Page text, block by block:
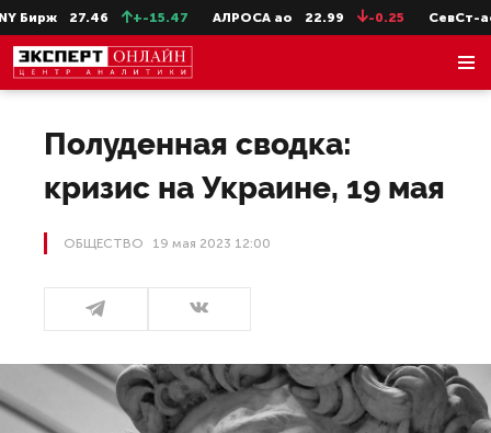
27.46 +-15.47 АЛРОСА ао 22.99 -0.25 СевСт-ао 654.8
Полуденная сводка:
кризис на Украине, 19 мая
ОБЩЕСТВО 19 мая 2023 12:00